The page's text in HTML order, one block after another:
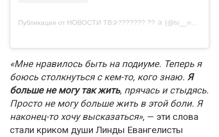
«Мне нравилось быть на подиуме. Теперь я
боюсь столкнуться с кем-то, кого знаю. Я
больше не могу так жить, прячась и стыдясь.
Просто не могу больше жить в этой боли. Я
наконец-то хочу высказаться», — эти слова
стали криком души Линды Евангелисты